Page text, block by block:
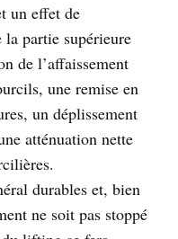
un effet de
la partie supérieure
de l’affaissement
une remise en
un déplissement
atténuation nette
durables et, bien
ne soit pas stoppé